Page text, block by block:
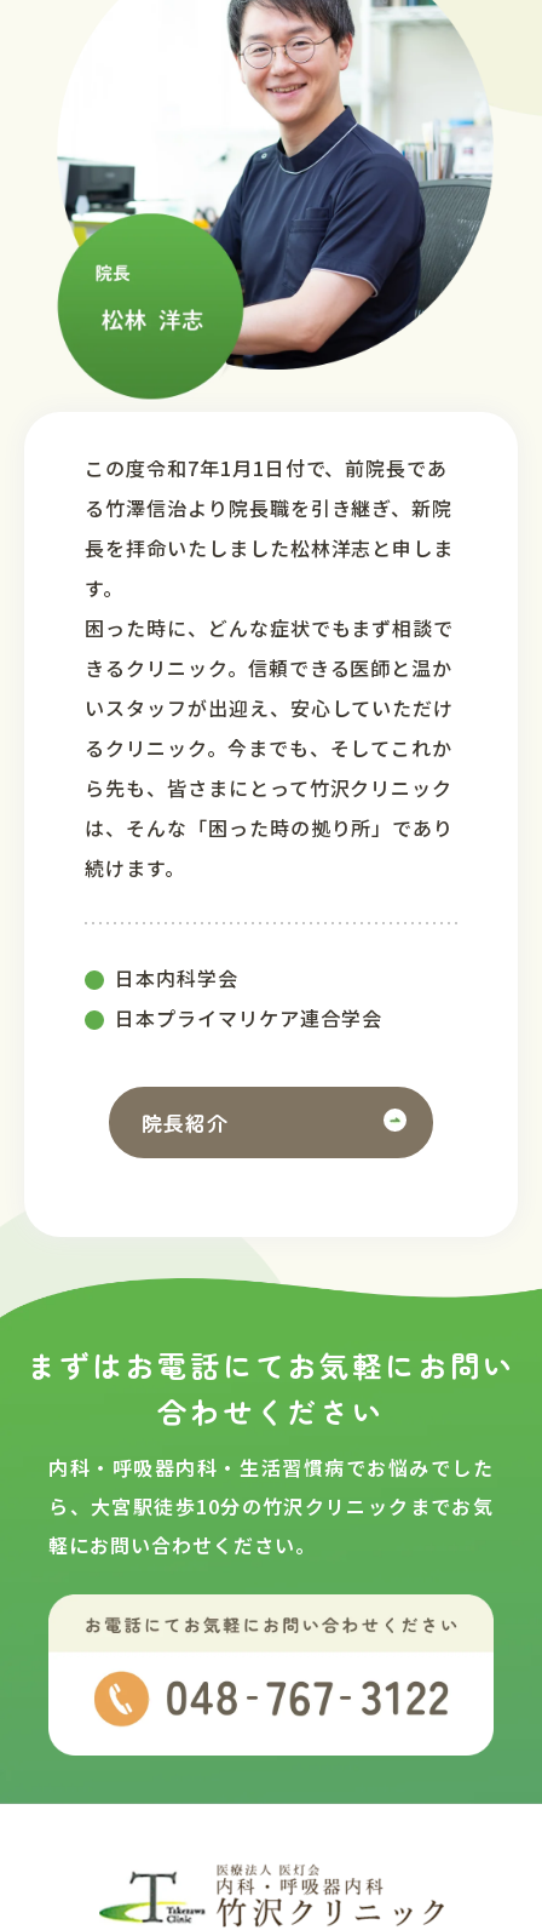
この度令和7年1月1日付で、前院長であ
る竹澤信治より院長職を引き継ぎ、新院
長を拝命いたしました松林洋志と申しま
す。
困った時に、どんな症状でもまず相談で
きるクリニック。信頼できる医師と温か
いスタッフが出迎え、安心していただけ
るクリニック。今までも、そしてこれか
ら先も、皆さまにとって竹沢クリニック
は、そんな「困った時の拠り所」であり
続けます。
日本内科学会
日本プライマリケア連合学会
院長紹介
まずはお電話にてお気軽に お問い
合わせください
内科・呼吸器内科・生活習慣病でお悩みでした
ら、大宮駅徒歩10分の竹沢クリニックまでお気
軽にお問い合わせください。